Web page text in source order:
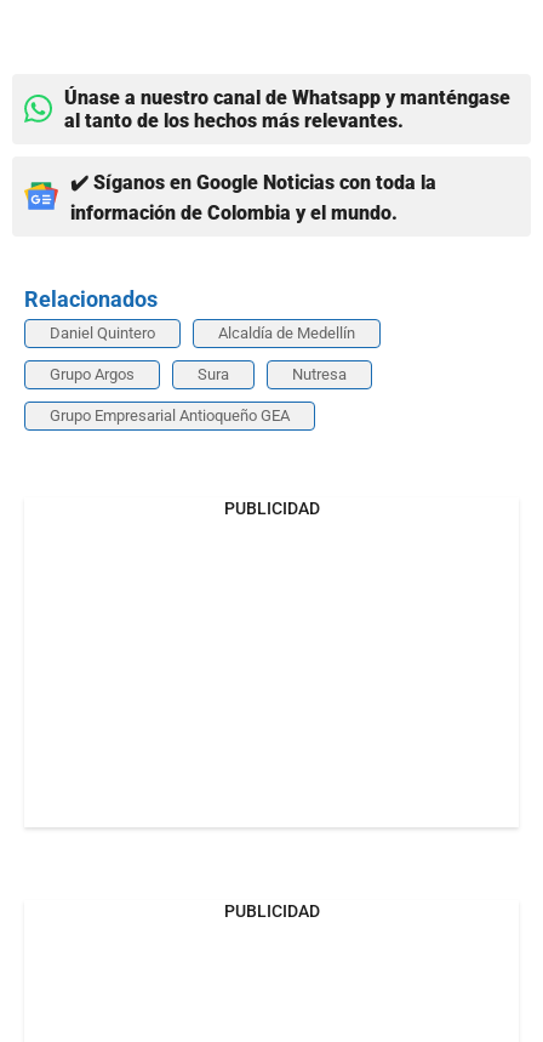
Únase a nuestro canal de Whatsapp y manténgase
al tanto de los hechos más relevantes.
✔️ Síganos en Google Noticias con toda la
información de Colombia y el mundo.
Relacionados
Daniel Quintero Alcaldía de Medellín
Grupo Argos Sura Nutresa
Grupo Empresarial Antioqueño GEA
PUBLICIDAD
PUBLICIDAD